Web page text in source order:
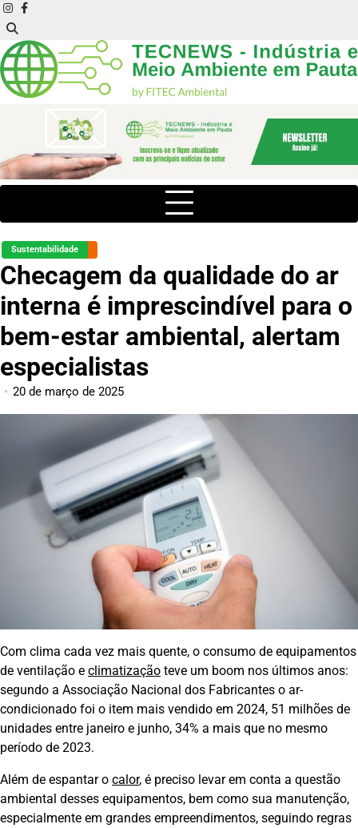
Skip
to
content
instagram
facebook
Sustentabilidade
Checagem da qualidade do ar
interna é imprescindível para o
bem-estar ambiental, alertam
especialistas
20 de março de 2025
Com clima cada vez mais quente, o consumo de equipamentos
de ventilação e climatização teve um boom nos últimos anos:
segundo a Associação Nacional dos Fabricantes o ar-
condicionado foi o item mais vendido em 2024, 51 milhões de
unidades entre janeiro e junho, 34% a mais que no mesmo
período de 2023.
Além de espantar o calor, é preciso levar em conta a questão
ambiental desses equipamentos, bem como sua manutenção,
especialmente em grandes empreendimentos, seguindo regras